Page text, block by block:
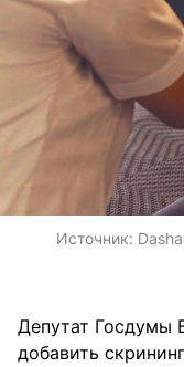
Источник:
Депутат Госдумы
добавить